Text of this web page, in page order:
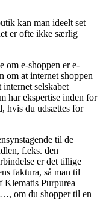
kan man ideelt set
er ofte ikke særlig
om e-shoppen er e-
om at internet shoppen
selskabet
har ekspertise inden for
hvis du udsættes for
til de
f.eks. den
er det tillige
faktura, så man til
Klematis Purpurea
om du shopper til en